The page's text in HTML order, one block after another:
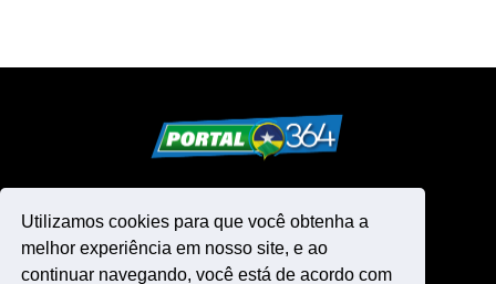
Utilizamos cookies para que você obtenha a
melhor experiência em nosso site, e ao
continuar navegando, você está de acordo com